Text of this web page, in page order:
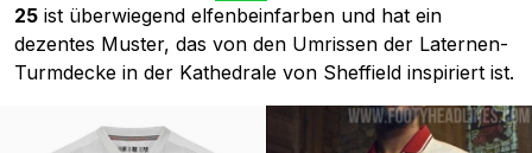
25 ist überwiegend elfenbeinfarben und hat ein
dezentes Muster, das von den Umrissen der Laternen-
Turmdecke in der Kathedrale von Sheffield inspiriert ist.